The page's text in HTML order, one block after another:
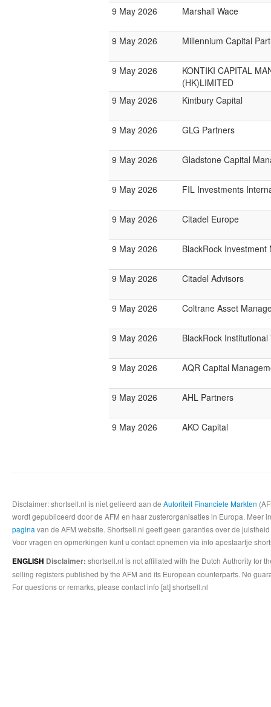
9 May 2026 Marshall Wace
9 May 2026 Millennium Capital
9 May 2026
KONTIKI CAPITAL
(HK)LIMITED
9 May 2026
Kintbury Capital
9 May 2026 GLG Partners
9 May 2026 Gladstone Capital
9 May 2026 FIL Investments
9 May 2026 Citadel Europe
9 May 2026 BlackRock Investment
9 May 2026 Citadel Advisors
9 May 2026 Coltrane Asset
9 May 2026 BlackRock
9 May 2026 AQR Capital
9 May 2026 AHL Partners
9 May 2026 AKO Capital
Disclaimer: shortsell.nl is niet gelieerd aan de Autoriteit Financiele Markten
wordt gepubliceerd door de AFM en haar zusterorganisaties in Europa.
pagina van de AFM website. Shortsell.nl geeft geen garanties over de
Voor vragen en opmerkingen kunt u contact opnemen via info apestaartje
ENGLISH Disclaimer: shortsell.nl is not affiliated with the Dutch Authority for
selling registers published by the AFM and its European counterparts. No
For questions or remarks, please contact info [at] shortsell.nl